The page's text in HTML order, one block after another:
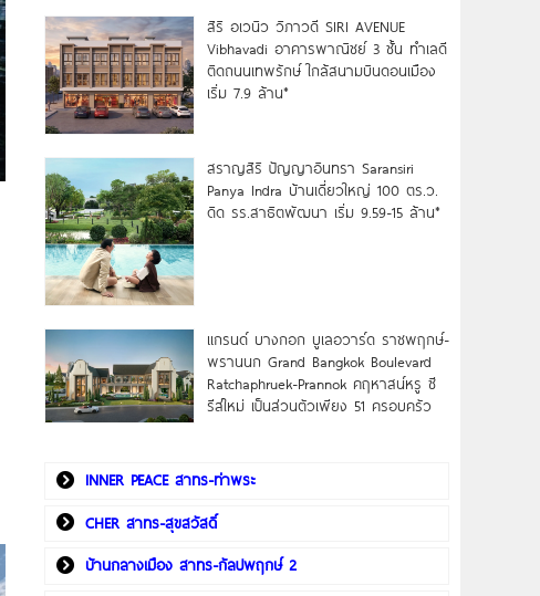
สิริ อเวนิว วิภาวดี SIRI AVENUE
Vibhavadi อาคารพาณิชย์ 3 ชั้น ทำเลดี
ติดถนนเทพรักษ์ ใกล้สนามบินดอนเมือง
เริ่ม 7.9 ล้าน*
สราญสิริ ปัญญาอินทรา Saransiri
Panya Indra บ้านเดี่ยวใหญ่ 100 ตร.ว.
ดิด รร.สาธิตพัฒนา เริ่ม 9.59-15 ล้าน*
แกรนด์ บางกอก บูเลอวาร์ด ราชพฤกษ์-
พรานนก Grand Bangkok Boulevard
Ratchaphruek-Prannok คฤหาสน์หรู ซี
รีส์ใหม่ เป็นส่วนตัวเพียง 51 ครอบครัว
INNER PEACE สาทร-ท่าพระ
CHER สาทร-สุขสวัสดิ์
บ้านกลางเมือง สาทร-กัลปพฤกษ์ 2